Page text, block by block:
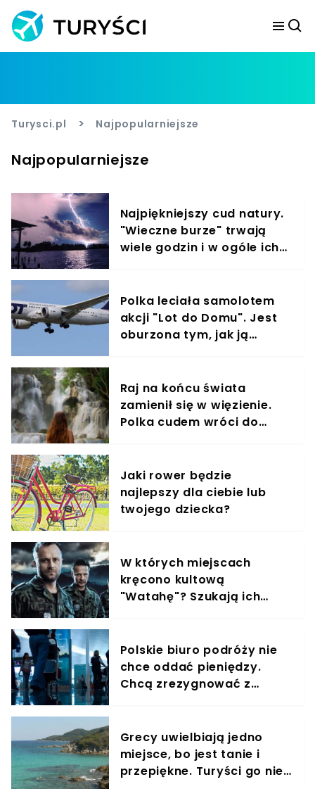
Turysci.pl > Najpopularniejsze
Najpopularniejsze
Najpiękniejszy cud natury.
"Wieczne burze" trwają
wiele godzin i w ogóle ich
Polka leciała samolotem
akcji "Lot do Domu". Jest
oburzona tym, jak ją
Raj na końcu świata
zamienił się w więzienie.
Polka cudem wróci do
Jaki rower będzie
najlepszy dla ciebie lub
twojego dziecka?
W których miejscach
kręcono kultową
"Watahę"? Szukają ich
Polskie biuro podróży nie
chce oddać pieniędzy.
Chcą zrezygnować z
Grecy uwielbiają jedno
miejsce, bo jest tanie i
przepiękne. Turyści go nie